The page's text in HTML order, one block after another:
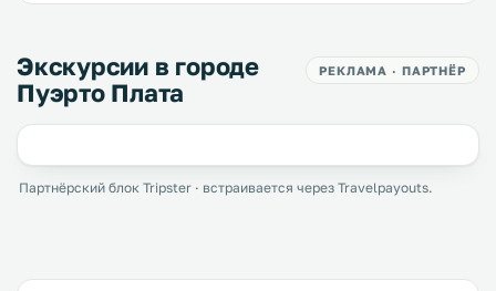
Экскурсии в городе
Пуэрто Плата
РЕКЛАМА · ПАРТНЁР
Партнёрский блок Tripster · встраивается через Travelpayouts.